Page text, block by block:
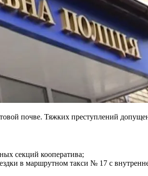
почве. Тяжких преступлений
секций кооператива;
в маршрутном такси № 17 с